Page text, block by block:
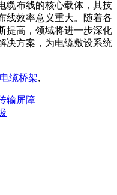
缆布线的核心载体，其技
线效率意义重大。随着各
提高，领域将进一步深化
决方案，为电缆敷设系统
缆桥架,
输屏障